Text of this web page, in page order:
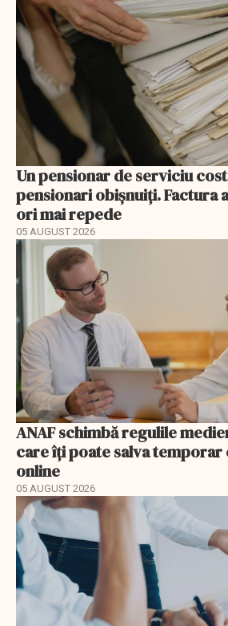
Un pensionar de serviciu
pensionari obișnuiți. Factura
ori mai repede
05 AUGUST 2026
ANAF schimbă regulile
care îți poate salva
online
05 AUGUST 2026